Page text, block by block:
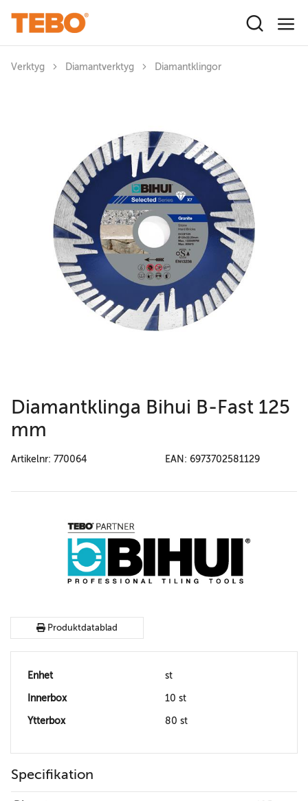
Verktyg Diamantverktyg Diamantklingor
Diamantklinga Bihui B-Fast 125
mm
Artikelnr: 770064 EAN: 6973702581129
Produktdatablad
Enhet st
Innerbox 10 st
Ytterbox 80 st
Specifikation